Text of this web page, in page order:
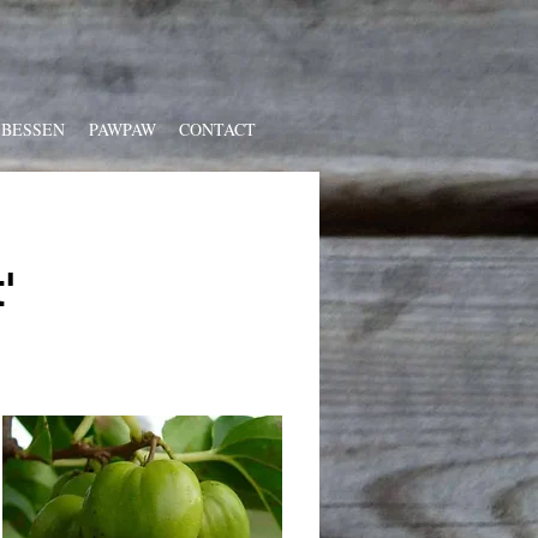
PAWPAW CONTACT